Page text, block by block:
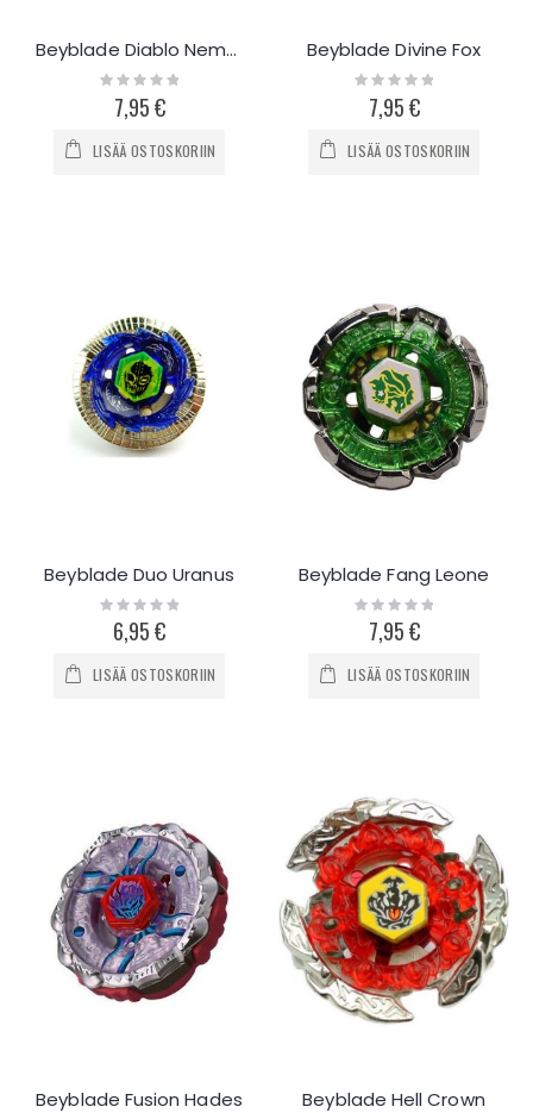
Beyblade Diablo Nemesis
Rating:
0%7,95 €
LISÄÄ OSTOSKORIIN
Beyblade Divine Fox
Rating:
0%7,95 €
LISÄÄ OSTOSKORIIN
Beyblade Duo Uranus
Rating:
0%6,95 €
LISÄÄ OSTOSKORIIN
Beyblade Fang Leone
Rating:
0%7,95 €
LISÄÄ OSTOSKORIIN
Beyblade Fusion Hades Beyblade Hell Crown